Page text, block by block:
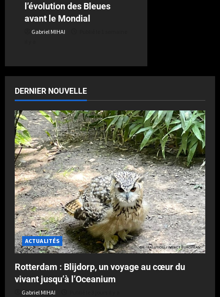
l’évolution des Bleues
avant le Mondial
Gabriel MIHAI
DERNIER NOUVELLE
ACTUALITÉS
Rotterdam : Blijdorp, un voyage au cœur du
vivant jusqu’à l’Oceanium
Gabriel MIHAI